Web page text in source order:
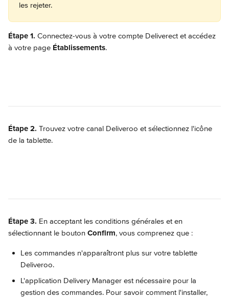
les rejeter.
Étape 1. Connectez-vous à votre compte Deliverect et accédez
à votre page Établissements.
Étape 2. Trouvez votre canal Deliveroo et sélectionnez l'icône
de la tablette.
Étape 3. En acceptant les conditions générales et en
sélectionnant le bouton Confirm, vous comprenez que :
Les commandes n'apparaîtront plus sur votre tablette
Deliveroo.
L'application Delivery Manager est nécessaire pour la
gestion des commandes. Pour savoir comment l'installer,